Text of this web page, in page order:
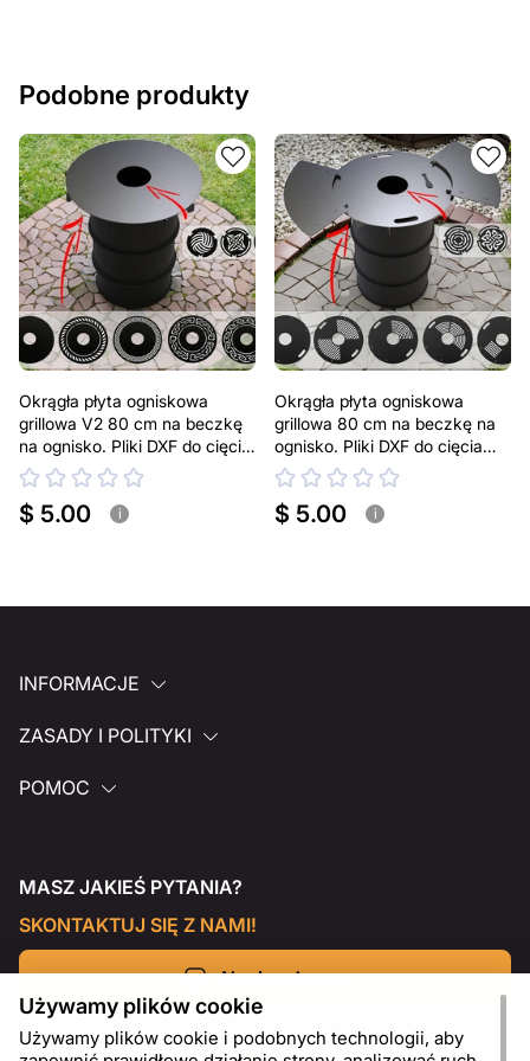
Podobne produkty
Okrągła płyta ogniskowa
grillowa V2 80 cm na beczkę
na ognisko. Pliki DXF do cięcia
laserowego i plazmowego.
Plancha BBQ
$ 5.00 i
Okrągła płyta ogniskowa
grillowa 80 cm na beczkę na
ognisko. Pliki DXF do cięcia
laserowego i plazmowego.
Plancha BBQ
$ 5.00 i
INFORMACJE
ZASADY I POLITYKI
POMOC
MASZ JAKIEŚ PYTANIA?
SKONTAKTUJ SIĘ Z NAMI!
Napisz do nas
Używamy plików cookie
Używamy plików cookie i podobnych technologii, aby